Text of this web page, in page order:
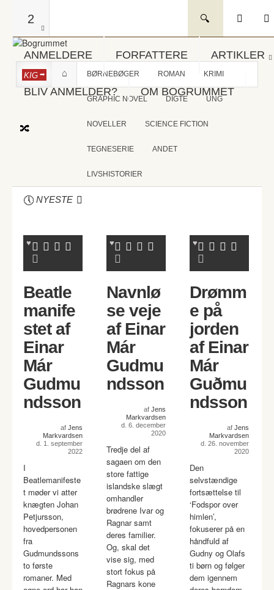
2
ANMELDERE FORFATTERE ARTIKLER
BLIV ANMELDER? OM BOGRUMMET
KIG BØRNEBØGER ROMAN KRIMI
GRAPHIC NOVEL DIGTE UNG
NOVELLER SCIENCE FICTION
TEGNESERIE ANDET
LIVSHISTORIER
NYESTE
Beatle
manife
stet af
Einar
Már
Gudmu
ndsson
af Jens
Markvardsen
d. 1. september
2022
I
Beatlemanifeste
t møder vi atter
knægten Johan
Petjursson,
hovedpersonen
fra
Gudmundssons
to første
romaner. Med
Navnlø
se veje
af Einar
Már
Gudmu
ndsson
af Jens
Markvardsen
d. 6. december
2020
Tredje del af
sagaen om den
store fattige
islandske slægt
omhandler
brødrene Ivar og
Ragnar samt
deres familier.
Og, skal det
vise sig, med
stort fokus på
Ragnars kone
Drømm
e på
jorden
af Einar
Már
Guðmu
ndsson
af Jens
Markvardsen
d. 26. november
2020
Den
selvstændige
fortsættelse til
‘Fodspor over
himlen’,
fokuserer på en
håndfuld af
Gudny og Olafs
ti børn og følger
dem igennem